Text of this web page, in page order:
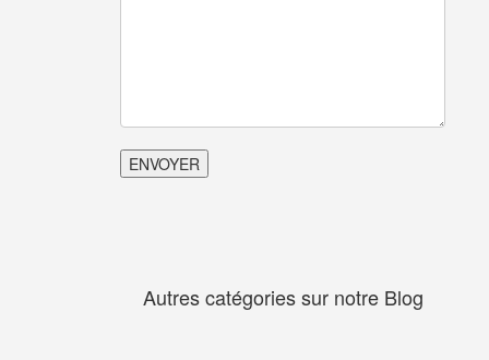
Autres catégories sur notre Blog